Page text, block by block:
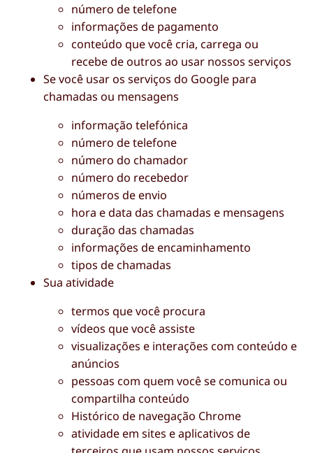
número de telefone
informações de pagamento
conteúdo que você cria, carrega ou
recebe de outros ao usar nossos serviços
Se você usar os serviços do Google para
chamadas ou mensagens
informação telefónica
número de telefone
número do chamador
número do recebedor
números de envio
hora e data das chamadas e mensagens
duração das chamadas
informações de encaminhamento
tipos de chamadas
Sua atividade
termos que você procura
vídeos que você assiste
visualizações e interações com conteúdo e
anúncios
pessoas com quem você se comunica ou
compartilha conteúdo
Histórico de navegação Chrome
atividade em sites e aplicativos de